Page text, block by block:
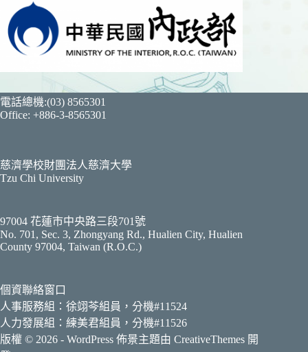
電話總機:(03) 8565301
Office: +886-3-8565301
慈濟學校財團法人慈濟大學
Tzu Chi University
97004 花蓮市中央路三段701號
No. 701, Sec. 3, Zhongyang Rd., Hualien City, Hualien
County 97004, Taiwan (R.O.C.)
個資聯絡窗口
人事服務組：徐翊芩組員，分機#11524
人力發展組：練美君組員，分機#11526
版權 © 2026 - WordPress 佈景主題由 CreativeThemes 開